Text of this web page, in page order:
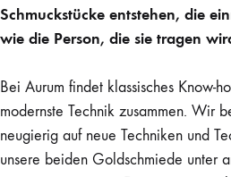
Schmuckstücke entstehen, die
wie die Person, die sie tragen
Bei Aurum findet klassisches Know-
modernste Technik zusammen. Wir
neugierig auf neue Techniken und
unsere beiden Goldschmiede unter